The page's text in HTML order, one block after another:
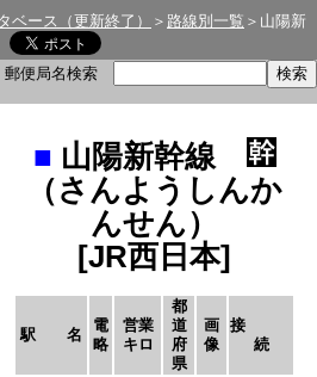
ベース（更新終了） ＞ 路線別一覧 ＞山陽新
郵便局名検索
■ 山陽新幹線
（さんようしんか
んせん）
[JR西日本]
駅 名
電
略
営業
キロ
都
道
府
県
画
像
接
続